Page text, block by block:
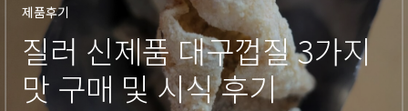
제품후기
질러 신제품 대구껍질 3가지
맛 구매 및 시식 후기